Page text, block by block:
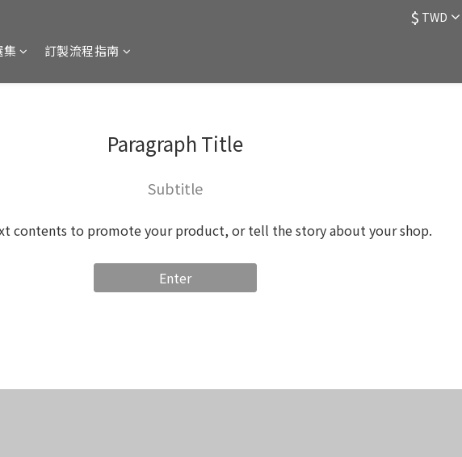
$ TWD
集 訂製流程指南
Paragraph Title
Subtitle
contents to promote your product, or tell the story about your shop.
Enter